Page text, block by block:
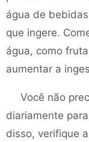
água de
que ingere.
água, como
aumentar a
Você não
diariamente
disso, verifique